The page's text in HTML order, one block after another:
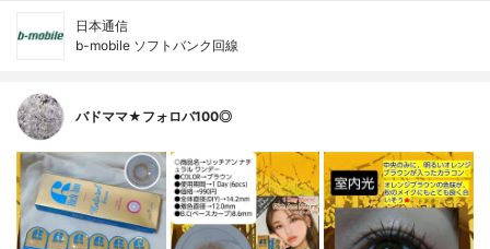
日本通信
b-mobile ソフトバンク回線
バドママ★フォロバ100◎